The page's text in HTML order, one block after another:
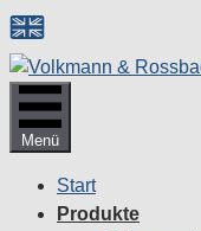
Zum
Inhalt
springen
Menü
Start
Produkte